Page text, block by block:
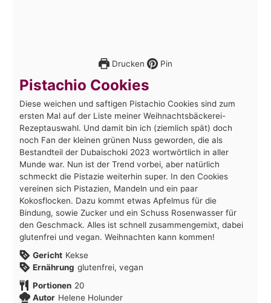
Drucken Pin
Pistachio Cookies
Diese weichen und saftigen Pistachio Cookies sind zum
ersten Mal auf der Liste meiner Weihnachtsbäckerei-
Rezeptauswahl. Und damit bin ich (ziemlich spät) doch
noch Fan der kleinen grünen Nuss geworden, die als
Bestandteil der Dubaischoki 2023 wortwörtlich in aller
Munde war. Nun ist der Trend vorbei, aber natürlich
schmeckt die Pistazie weiterhin super. In den Cookies
vereinen sich Pistazien, Mandeln und ein paar
Kokosflocken. Dazu kommt etwas Apfelmus für die
Bindung, sowie Zucker und ein Schuss Rosenwasser für
den Geschmack. Alles ist schnell zusammengemixt, dabei
glutenfrei und vegan. Weihnachten kann kommen!
Gericht Kekse
Ernährung glutenfrei, vegan
Portionen 20
Autor Helene Holunder